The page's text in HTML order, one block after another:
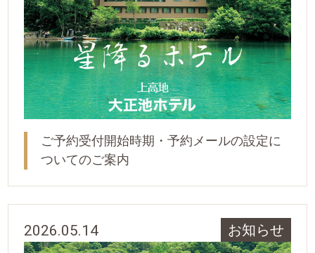
ご予約受付開始時期・予約メールの設定に
ついてのご案内
2026.05.14 お知らせ